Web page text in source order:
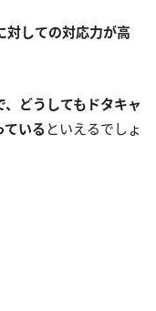
対しての対応力が高
どうしてもドタキャ
いる といえるでしょ